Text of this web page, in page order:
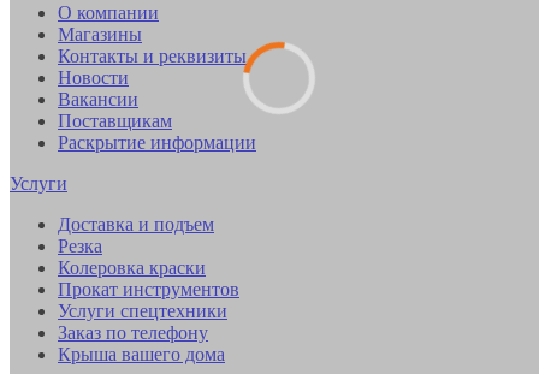
О компании
Магазины
Контакты и реквизиты
Новости
Вакансии
Поставщикам
Раскрытие информации
Услуги
Доставка и подъем
Резка
Колеровка краски
Прокат инструментов
Услуги спецтехники
Заказ по телефону
Крыша вашего дома